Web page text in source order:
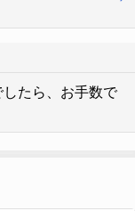
たら、お手数で